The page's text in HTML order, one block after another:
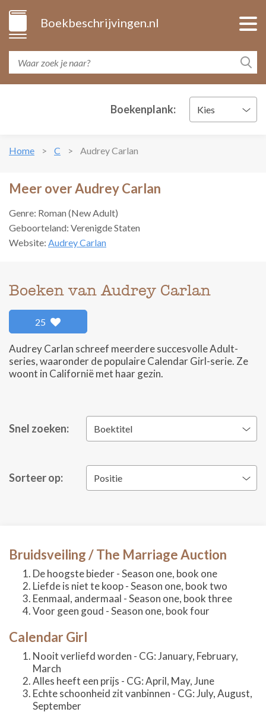
Boekbeschrijvingen.nl
Boekenplank: Kies
Home C Audrey Carlan
Meer over Audrey Carlan
Genre: Roman (New Adult)
Geboorteland: Verenigde Staten
Website: Audrey Carlan
Boeken van Audrey Carlan
25
Audrey Carlan schreef meerdere succesvolle Adult-
series, waaronder de populaire Calendar Girl-serie. Ze
woont in Californië met haar gezin.
Snel zoeken: Boektitel
Sorteer op: Positie
Bruidsveiling / The Marriage Auction
De hoogste bieder - Season one, book one
Liefde is niet te koop - Season one, book two
Eenmaal, andermaal - Season one, book three
Voor geen goud - Season one, book four
Calendar Girl
Nooit verliefd worden - CG: January, February,
March
Alles heeft een prijs - CG: April, May, June
Echte schoonheid zit vanbinnen - CG: July, August,
September